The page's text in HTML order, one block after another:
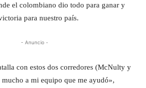
el colombiano dio todo para ganar y
para nuestro país.
- Anuncio -
con estos dos corredores (McNulty y
mucho a mi equipo que me ayudó»,